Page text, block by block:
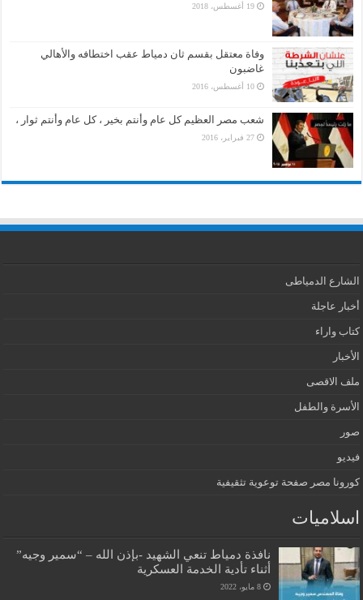
19 أغسطس، 2018
وفاة معتقل بقسم ثان دمياط عقب اختطافه والأهالي
غاضبون
10 أغسطس، 2016
شعب مصر العظيم كل عام وأنتم بخير ، كل عام وأنتم ثوار ،
27 فبراير، 2016
الشارع الدمياطى
أخبار عاجلة
كتاب واراء
الأخبار
ملف الاقصى
الأسرة والطفل
صور
فيديو
كورونا مصر صفحة توعوية تثقيفية
اسلاميات
نافذة دمياط تنعي الشهيد -بإذن الله – “سمير وجيه”
أثناء تأدية الخدمة العسكرية
8 مايو، 2022